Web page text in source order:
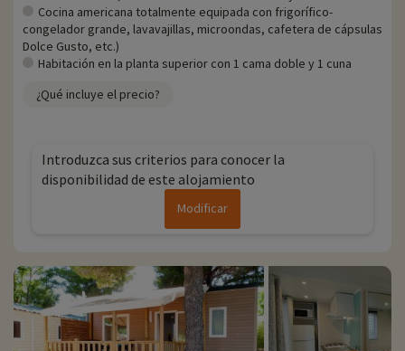
Cocina americana totalmente equipada con frigorífico-
congelador grande, lavavajillas, microondas, cafetera de cápsulas
Dolce Gusto, etc.)
Habitación en la planta superior con 1 cama doble y 1 cuna
¿Qué incluye el precio?
Introduzca sus criterios para conocer la
disponibilidad de este alojamiento
Modificar